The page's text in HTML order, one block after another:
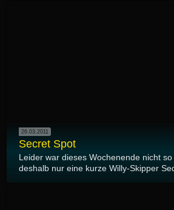
26.03.2011
Secret Spot
Leider war dieses Wochenende nicht
deshalb nur eine kurze Willy-Skipper